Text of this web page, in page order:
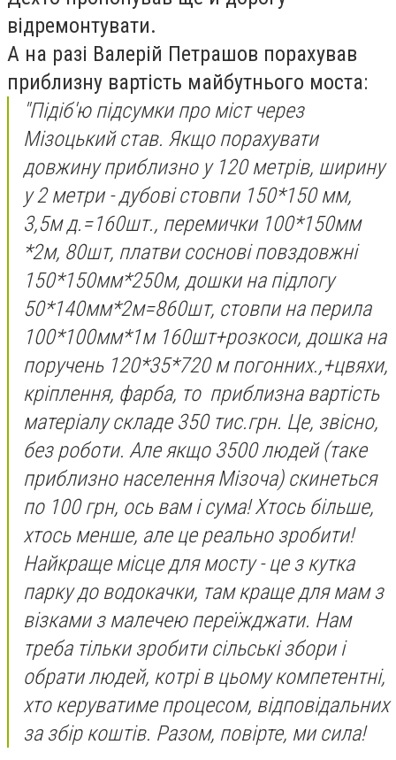
відремонтувати.
А на разі Валерій Петрашов порахував
приблизну вартість майбутнього моста:
"Підіб'ю підсумки про міст через
Мізоцький став. Якщо порахувати
довжину приблизно у 120 метрів, ширину
у 2 метри - дубові стовпи 150*150 мм,
3,5м д.=160шт., перемички 100*150мм
*2м, 80шт, платви соснові повздовжні
150*150мм*250м, дошки на підлогу
50*140мм*2м=860шт, стовпи на перила
100*100мм*1м 160шт+розкоси, дошка на
поручень 120*35*720 м погонних.,+цвяхи,
кріплення, фарба, то приблизна вартість
матеріалу складе 350 тис.грн. Це, звісно,
без роботи. Але якщо 3500 людей (таке
приблизно населення Мізоча) скинеться
по 100 грн, ось вам і сума! Хтось більше,
хтось менше, але це реально зробити!
Найкраще місце для мосту - це з кутка
парку до водокачки, там краще для мам з
візками з малечею переїжджати. Нам
треба тільки зробити сільські збори і
обрати людей, котрі в цьому компетентні,
хто керуватиме процесом, відповідальних
за збір коштів. Разом, повірте, ми сила!